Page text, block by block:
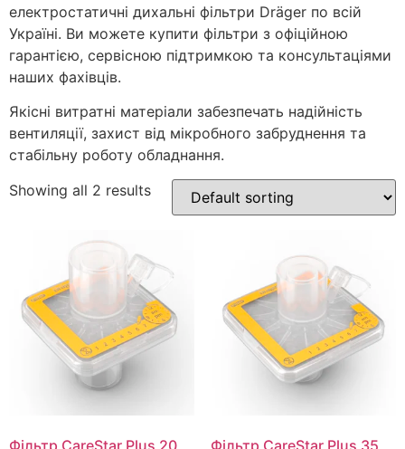
електростатичні дихальні фільтри Dräger по всій
Україні. Ви можете купити фільтри з офіційною
гарантією, сервісною підтримкою та консультаціями
наших фахівців.
Якісні витратні матеріали забезпечать надійність
вентиляції, захист від мікробного забруднення та
стабільну роботу обладнання.
Showing all 2 results
Фільтр CareStar Plus 20 Фільтр CareStar Plus 35